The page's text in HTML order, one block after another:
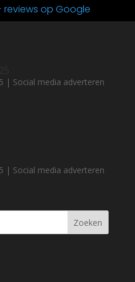
reviews op Google
| Social media adverteren
| Social media adverteren
Zoeken